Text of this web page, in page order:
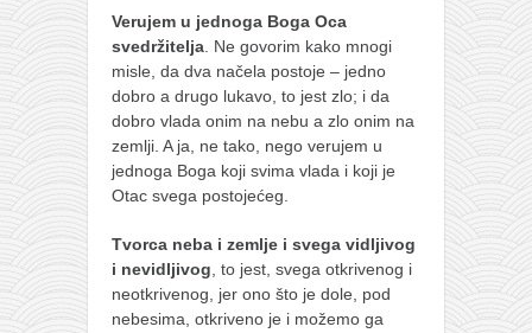
moje beleške
istorija karatea
bubishi
kihon
kushanku
passai
Verujem u jednoga Boga Oca
svedržitelja. Ne govorim kako mnogi
misle, da dva načela postoje – jedno
dobro a drugo lukavo, to jest zlo; i da
dobro vlada onim na nebu a zlo onim na
zemlji. A ja, ne tako, nego verujem u
jednoga Boga koji svima vlada i koji je
Otac svega postojećeg.
Tvorca neba i zemlje i svega vidljivog
i nevidljivog, to jest, svega otkrivenog i
neotkrivenog, jer ono što je dole, pod
nebesima, otkriveno je i možemo ga